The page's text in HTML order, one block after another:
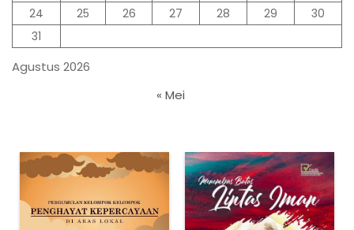
Agustus 2026
24
25 26 27 28 29
30
31
« Mei